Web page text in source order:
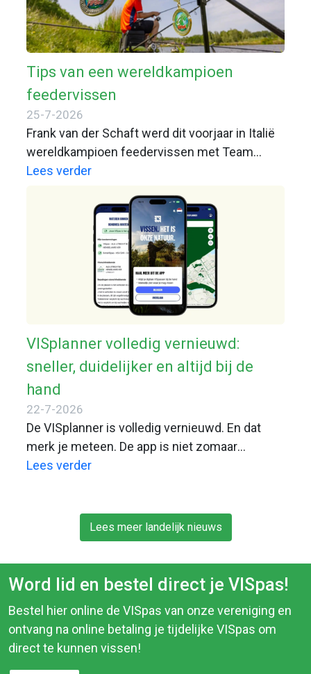
Tips van een wereldkampioen
feedervissen
25-7-2026
Frank van der Schaft werd dit voorjaar in Italië
wereldkampioen feedervissen met Team
Holland. Individueel pakte hij ook nog brons.
welke lessen iedere feedervisser uit die WK-
aanpak kan halen.
Lees verder
VISplanner volledig vernieuwd:
sneller, duidelijker en altijd bij de
hand
22-7-2026
De VISplanner is volledig vernieuwd. En dat
merk je meteen. De app is niet zomaar
geüpdatet, maar volledig opnieuw opgebouwd
eenvoudiger in gebruik: met deze nieuwe
VISplanner heb je alles wat je nodig hebt voor
Lees verder
Lees meer landelijk nieuws
Word lid en bestel direct je VISpas!
Bestel hier online de VISpas van onze vereniging en
ontvang na online betaling je tijdelijke VISpas om
direct te kunnen vissen!